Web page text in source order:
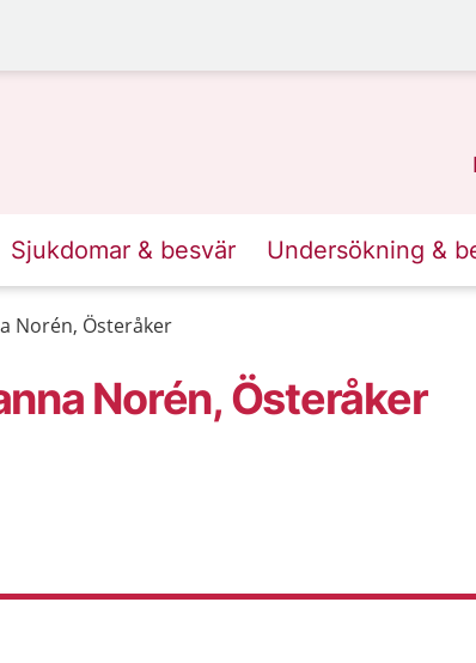
Sjukdomar & besvär Undersökning &
Norén, Österåker
Norén, Österåker